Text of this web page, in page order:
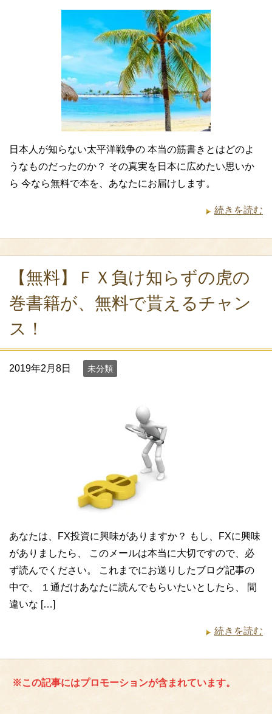
日本人が知らない太平洋戦争の 本当の筋書きとはどのよ
うなものだったのか？ その真実を日本に広めたい思いか
ら 今なら無料で本を、あなたにお届けします。
続きを読む
【無料】ＦＸ負け知らずの虎の
巻書籍が、無料で貰えるチャン
ス！
2019年2月8日 未分類
あなたは、FX投資に興味がありますか？ もし、FXに興味
がありましたら、 このメールは本当に大切ですので、必
ず読んでください。 これまでにお送りしたブログ記事の
中で、 １通だけあなたに読んでもらいたいとしたら、 間
違いな […]
続きを読む
※この記事にはプロモーションが含まれています。